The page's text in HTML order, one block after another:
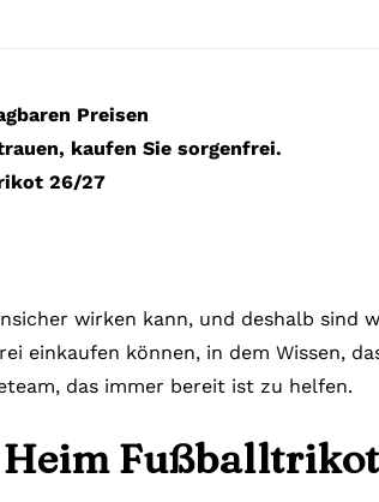
Preisen
kaufen Sie sorgenfrei.
26/27
wirken kann, und deshalb sind
einkaufen können, in dem Wissen,
das immer bereit ist zu helfen.